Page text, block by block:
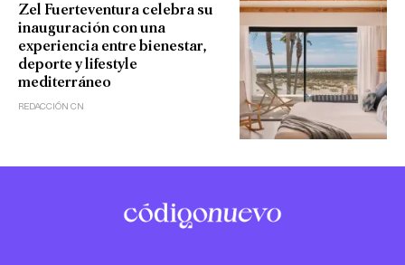
Zel Fuerteventura celebra su
inauguración con una
experiencia entre bienestar,
deporte y lifestyle
mediterráneo
REDACCIÓN CN